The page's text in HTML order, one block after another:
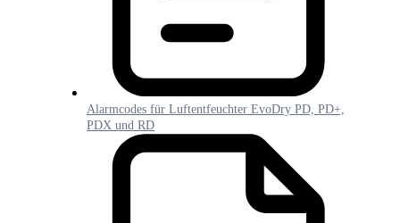
Alarmcodes für Luftentfeuchter EvoDry PD, PD+,
PDX und RD